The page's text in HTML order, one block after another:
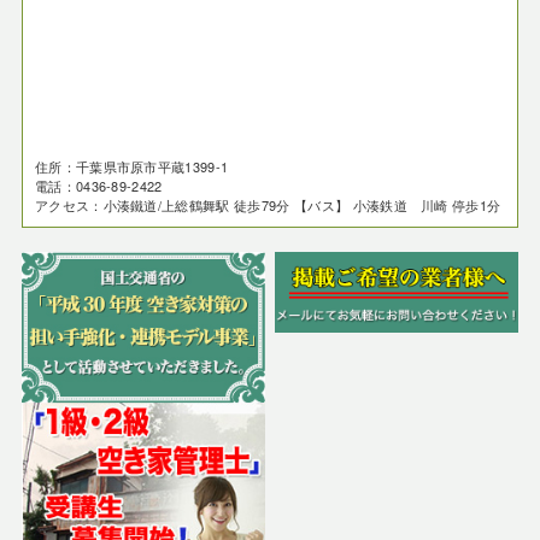
住所：千葉県市原市平蔵1399-1
電話：0436-89-2422
アクセス：小湊鐵道/上総鶴舞駅 徒歩79分 【バス】 小湊鉄道 川崎 停歩1分